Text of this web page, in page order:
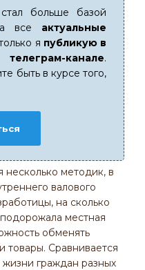
больше базой
а все актуальные
я публикую в
канале.
быть в курсе того,
несколько методик, в
валового
на сколько
местная
обменять
товары. Сравнивается
граждан разных